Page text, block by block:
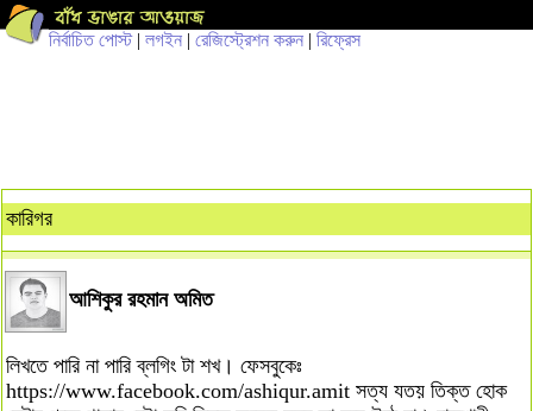
নির্বাচিত পোস্ট| লগইন | রেজিস্ট্রেশন করুন | রিফ্রেস
কারিগর
আশিকুর রহমান অমিত
লিখতে পারি না পারি ব্লগিং টা শখ। ফেসবুকেঃ
https://www.facebook.com/ashiqur.amit সত্য যতয় তিক্ত হোক